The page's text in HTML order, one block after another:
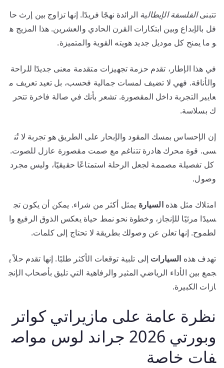
تتبنىالفلسفة الإيطالية الرائدة نهجًا فريدًا. إنها تزاوج بين إرث حا
فل بالإبداع وبين ابتكارات القرن الحادي والعشرين. هذا المزيج ه
و ما يمنح كل موديل جديد هويته القوية والمتميزة.
في هذا الإطار، تقدم حزمة تجهيزات متقدمة معنى جديدًا للراحة
والأناقة. فهي لا تضيف لمسات جمالية فحسب، بل تعيد تعريف م
عايير التجربة داخل المقصورة. تشعر بأنك في صالة فاخرة تتحر
ك بسلاسة.
إن الإحساس بمسك المقود والإبحار على الطريق هو تجربة لا تُن
سى. قوة محرك هادرة تتناغم مع صمت مقصورة عازل للصوت.
كل تفصيلة مصممة لجعل الرحلة استمتاعًا حقيقيًا، وليس مجرد
وصول.
امتلاك مثل هذهالسيارة يمثل أكثر من شراء. يمكن أن يكون تج
سيدًا مرئيًا للإنجاز، وخطوة نحو نمط حياة يعكس الذوق الرفيع وا
لطموح. إنها تعلن عن وصولك بطريقة لا تحتاج إلى كلمات.
تهدف هذه السيارات إلى تلبية توقعات الأكثر طلبًا. إنها تقدم حلاً ي
جمع بين الأداء الرياضي المثير والرفاهية التي تليق بأصحاب الإنج
ازات الكبيرة.
نظرة عامة على مازيراتي كواتر
وبورتي 2026 جراند لوس مواص
فات خاصة